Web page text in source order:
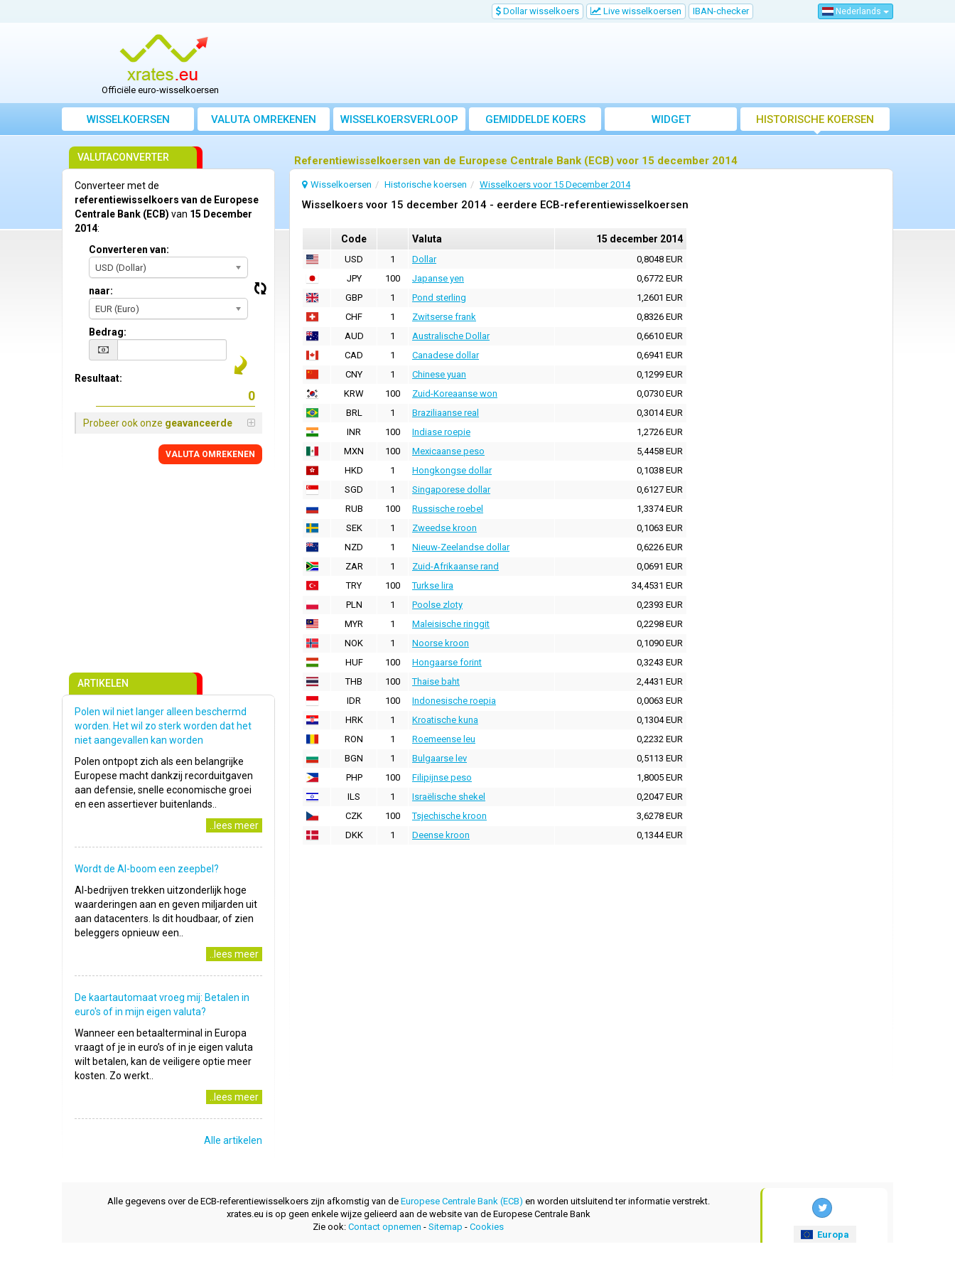
Dollar wisselkoers Live wisselkoersen IBAN-checker Nederlands
Officiële euro-wisselkoersen
WISSELKOERSEN VALUTA OMREKENEN WISSELKOERSVERLOOP GEMIDDELDE KOERS WIDGET HISTORISCHE KOERSEN
Referentiewisselkoersen van de Europese Centrale Bank (ECB) voor 15 december 2014
Wisselkoersen Historische koersen Wisselkoers voor 15 December 2014
Wisselkoers voor 15 december 2014 - eerdere ECB-referentiewisselkoersen
Code Valuta 15 december 2014
USD 1 Dollar
0,8048 EUR
JPY
100 Japanse yen
0,6772 EUR
GBP
1 Pond sterling
1,2601 EUR
CHF
1 Zwitserse frank
0,8326 EUR
AUD
1 Australische Dollar
0,6610 EUR
CAD
1 Canadese dollar
0,6941 EUR
CNY
1 Chinese yuan
0,1299 EUR
KRW
100 Zuid-Koreaanse won
0,0730 EUR
BRL
1 Braziliaanse real
0,3014 EUR
INR
100 Indiase roepie
1,2726 EUR
MXN
100 Mexicaanse peso
5,4458 EUR
HKD
1 Hongkongse dollar
0,1038 EUR
SGD
1 Singaporese dollar
0,6127 EUR
RUB
100 Russische roebel
1,3374 EUR
SEK
1 Zweedse kroon
0,1063 EUR
NZD
1 Nieuw-Zeelandse dollar
0,6226 EUR
ZAR
1 Zuid-Afrikaanse rand
0,0691 EUR
TRY
100 Turkse lira
34,4531 EUR
PLN
1 Poolse zloty
0,2393 EUR
MYR
1 Maleisische ringgit
0,2298 EUR
NOK
1 Noorse kroon
0,1090 EUR
HUF
100 Hongaarse forint
0,3243 EUR
THB
100 Thaise baht
2,4431 EUR
IDR
100 Indonesische roepia
0,0063 EUR
HRK
1 Kroatische kuna
0,1304 EUR
RON
1 Roemeense leu
0,2232 EUR
BGN
1 Bulgaarse lev
0,5113 EUR
PHP
100 Filipijnse peso
1,8005 EUR
ILS
1 Israëlische shekel
0,2047 EUR
CZK
100 Tsjechische kroon
3,6278 EUR
DKK
1 Deense kroon 0,1344 EUR
VALUTACONVERTER
Converteer met de
referentiewisselkoers van de Europese
Centrale Bank (ECB) van 15 December
2014:
Converteren van:
USD (Dollar)
naar:
EUR (Euro)
Bedrag:
Resultaat:
Probeer ook onze geavanceerde
VALUTA OMREKENEN
ARTIKELEN
Polen wil niet langer alleen beschermd
worden. Het wil zo sterk worden dat het
niet aangevallen kan worden
Polen ontpopt zich als een belangrijke
Europese macht dankzij recorduitgaven
aan defensie, snelle economische groei
en een assertiever buitenlands..
..lees meer
Wordt de AI-boom een zeepbel?
AI-bedrijven trekken uitzonderlijk hoge
waarderingen aan en geven miljarden uit
aan datacenters. Is dit houdbaar, of zien
beleggers opnieuw een..
..lees meer
De kaartautomaat vroeg mij: Betalen in
euro's of in mijn eigen valuta?
Wanneer een betaalterminal in Europa
vraagt of je in euro’s of in je eigen valuta
wilt betalen, kan de veiligere optie meer
kosten. Zo werkt..
..lees meer
Alle artikelen
Alle gegevens over de ECB-referentiewisselkoers zijn afkomstig van de Europese Centrale Bank (ECB) en worden uitsluitend ter informatie verstrekt.
xrates.eu is op geen enkele wijze gelieerd aan de website van de Europese Centrale Bank
Zie ook: Contact opnemen - Sitemap - Cookies
Europa